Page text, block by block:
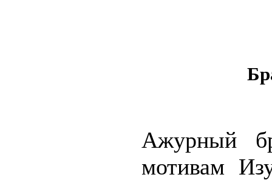
Ажурный
мотивам